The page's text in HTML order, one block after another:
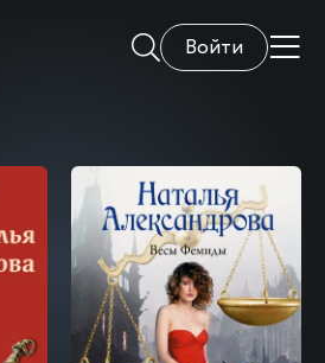
Войти